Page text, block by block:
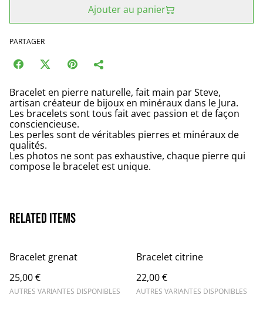
Ajouter au panier
PARTAGER
Bracelet en pierre naturelle, fait main par Steve,
artisan créateur de bijoux en minéraux dans le Jura.
Les bracelets sont tous fait avec passion et de façon
consciencieuse.
Les perles sont de véritables pierres et minéraux de
qualités.
Les photos ne sont pas exhaustive, chaque pierre qui
compose le bracelet est unique.
Related items
Bracelet grenat
25,00 €
AUTRES VARIANTES DISPONIBLES
Bracelet citrine
22,00 €
AUTRES VARIANTES DISPONIBLES